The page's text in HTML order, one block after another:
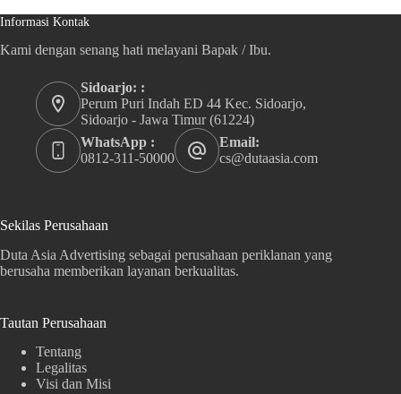
Informasi Kontak
Kami dengan senang hati melayani Bapak / Ibu.
Sidoarjo: :
Perum Puri Indah ED 44 Kec. Sidoarjo,
Sidoarjo - Jawa Timur (61224)
WhatsApp :
0812-311-50000
Email:
cs@dutaasia.com
Sekilas Perusahaan
Duta Asia Advertising sebagai perusahaan periklanan yang
berusaha memberikan layanan berkualitas.
Tautan Perusahaan
Tentang
Legalitas
Visi dan Misi